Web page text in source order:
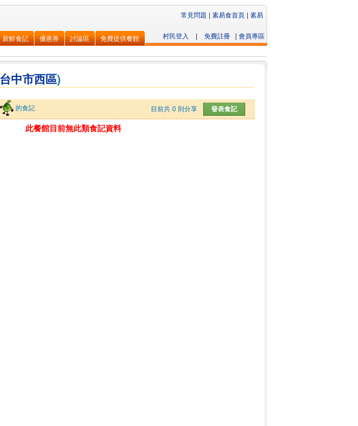
新鮮食記 優惠券 討論區 免費提供餐館 | 會員專區
免費註冊
|
村民登入
常見問題 | 素易食首頁 | 素易
台中市西區)
目前共 0 則分享
的食記
此餐館目前無此類食記資料